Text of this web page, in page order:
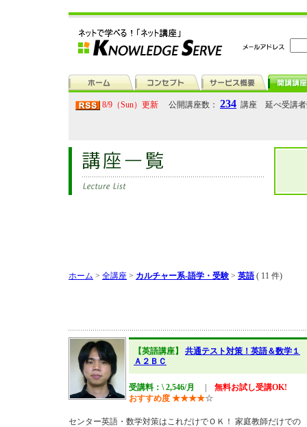
8/9（Sun）更新 公開講座数： 234 講座 延べ受講
ホーム > 全講座 > カルチャー系-語学・受験 > 英語 ( 11 件)
【英語講座】 共通テスト対策！英語＆数学１
Ａ２ＢＣ
受講料：\ 2,546/月
無料お試し受講OK!
おすすめ度 ★★★★☆
センター英語・数学対策はこれだけでＯＫ！ 家庭教師だけでの